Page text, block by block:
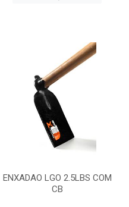
ENXADAO LGO 2.5LBS COM
CB